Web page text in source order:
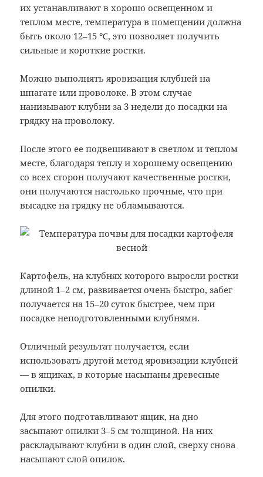
их устанавливают в хорошо освещенном и
теплом месте, температура в помещении должна
быть около 12–15 ℃, это позволяет получить
сильные и короткие ростки.
Можно выполнять яровизация клубней на
шпагате или проволоке. В этом случае
нанизывают клубни за 3 недели до посадки на
грядку на проволоку.
После этого ее подвешивают в светлом и теплом
месте, благодаря теплу и хорошему освещению
со всех сторон получают качественные ростки,
они получаются настолько прочные, что при
высадке на грядку не обламываются.
Картофель, на клубнях которого выросли ростки
длиной 1–2 см, развивается очень быстро, забег
получается на 15–20 суток быстрее, чем при
посадке неподготовленными клубнями.
Отличный результат получается, если
использовать другой метод яровизации клубней
— в ящиках, в которые насыпаны древесные
опилки.
Для этого подготавливают ящик, на дно
засыпают опилки 3–5 см толщиной. На них
раскладывают клубни в один слой, сверху снова
насыпают слой опилок.